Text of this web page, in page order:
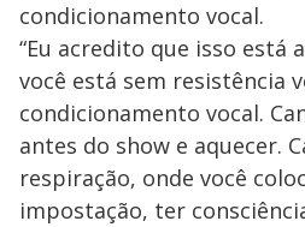
condicionamento vocal.
“Eu acredito que isso está
você está sem resistência
condicionamento vocal.
antes do show e aquecer.
respiração, onde você
impostação, ter